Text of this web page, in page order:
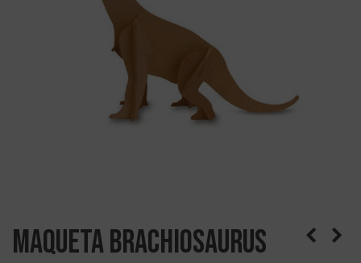
Maqueta Brachiosaurus